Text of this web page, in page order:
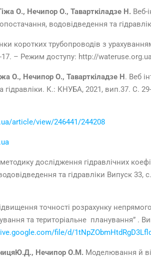
О., Нечипор О., Таварткіладзе Н. Веб-
водовідведення та
коротких трубопроводів з
17. – Режим доступу: http://
О., Нечипор О., Таварткіладзе Н. Веб
гідравліки. К.: КНУБА, 2021, вип.37. С.
article/view/246441/244208
дослідження гідравлічних
та гідравліки Випуск 33,
точності розрахунку
та територіальне планування”
file/d/
Ю.Д., Нечипор О.М. Моделювання й